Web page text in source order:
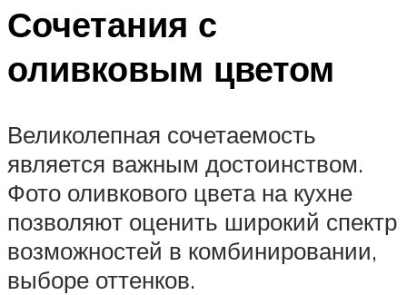
Сочетания с
оливковым цветом
Великолепная сочетаемость
является важным достоинством.
Фото оливкового цвета на кухне
позволяют оценить широкий спектр
возможностей в комбинировании,
выборе оттенков.